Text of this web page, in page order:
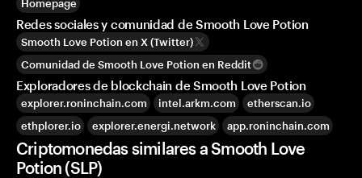
Homepage
Redes sociales y comunidad de Smooth Love Potion
Smooth Love Potion en X (Twitter)
Comunidad de Smooth Love Potion en Reddit
Exploradores de blockchain de Smooth Love Potion
explorer.roninchain.com intel.arkm.com
etherscan.io
ethplorer.io
explorer.energi.network app.roninchain.com
Criptomonedas similares a Smooth Love
Potion (SLP)